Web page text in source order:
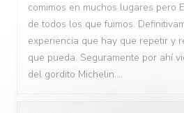
comimos en muchos lugares pero
de todos los que fuimos.
experiencia que hay que repetir y
que pueda. Seguramente por ahí
del gordito Michelin....